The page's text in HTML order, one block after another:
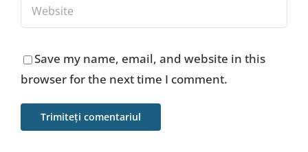
Save my name, email, and website in this
browser for the next time I comment.